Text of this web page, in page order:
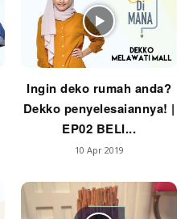
Ingin deko rumah anda?
Dekko penyelesaiannya! |
EP02 BELI...
10 Apr 2019